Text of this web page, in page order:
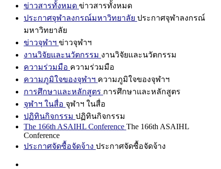
ข่าวสารทั้งหมด ข่าวสารทั้งหมด
ประกาศจุฬาลงกรณ์มหาวิทยาลัย ประกาศจุฬาลงกรณ์
มหาวิทยาลัย
ข่าวจุฬาฯ ข่าวจุฬาฯ
งานวิจัยและนวัตกรรม งานวิจัยและนวัตกรรม
ความร่วมมือ ความร่วมมือ
ความภูมิใจของจุฬาฯ ความภูมิใจของจุฬาฯ
การศึกษาและหลักสูตร การศึกษาและหลักสูตร
จุฬาฯ ในสื่อ จุฬาฯ ในสื่อ
ปฏิทินกิจกรรม ปฏิทินกิจกรรม
The 166th ASAIHL Conference The 166th ASAIHL
Conference
ประกาศจัดซื้อจัดจ้าง ประกาศจัดซื้อจัดจ้าง